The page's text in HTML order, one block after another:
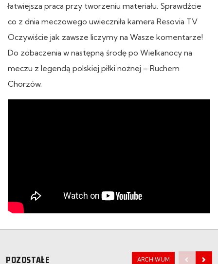
łatwiejsza praca przy tworzeniu materiału. Sprawdźcie
co z dnia meczowego uwieczniła kamera Resovia TV
Oczywiście jak zawsze liczymy na Wasze komentarze!
Do zobaczenia w następną środę po Wielkanocy na
meczu z legendą polskiej piłki nożnej – Ruchem
Chorzów.
POZOSTAŁE ARCHIWUM